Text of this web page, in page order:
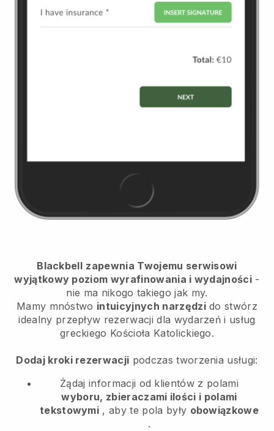
Blackbell zapewnia Twojemu serwisowi
wyjątkowy poziom wyrafinowania i wydajności -
nie ma nikogo takiego jak my.
Mamy mnóstwo intuicyjnych narzędzidostwórz
idealny przepływ rezerwacji dla wydarzeń i usług
greckiego Kościoła Katolickiego.
Dodaj kroki rezerwacji podczas tworzenia usługi:
Żądaj informacji od klientów z polami
wyboru, zbieraczami ilości i polami
tekstowymi , aby te pola były obowiązkowe
.